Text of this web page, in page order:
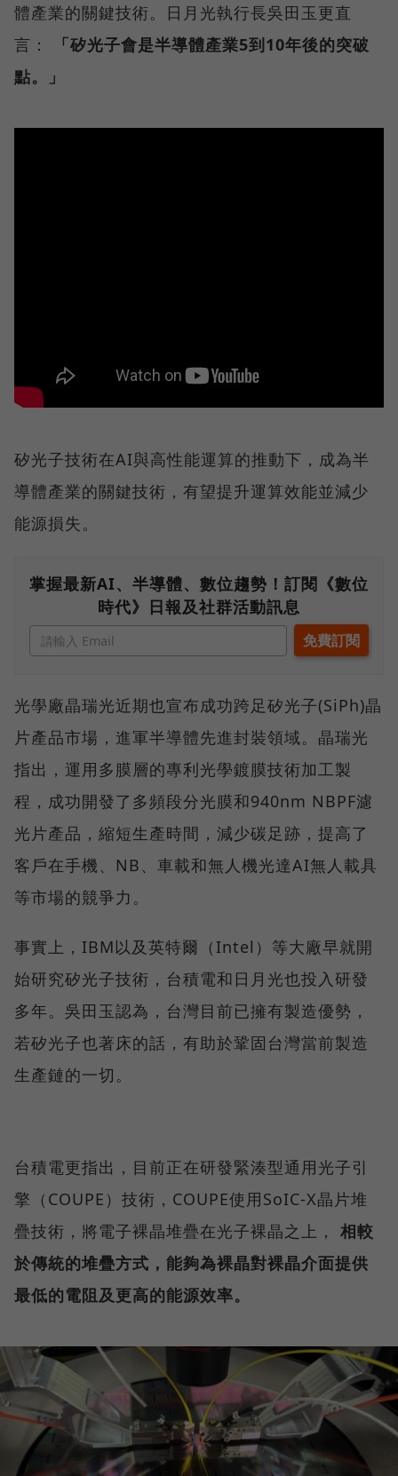
體產業的關鍵技術。日月光執行長吳田玉更直
言：
「矽光子會是半導體產業5到10年後的突破
點。」
矽光子技術在AI與高性能運算的推動下，成為半
導體產業的關鍵技術，有望提升運算效能並減少
能源損失。
掌握最新AI、半導體、數位趨勢！訂閱《數位
時代》日報及社群活動訊息
光學廠晶瑞光近期也宣布成功跨足矽光子(SiPh)晶
片產品市場，進軍半導體先進封裝領域。晶瑞光
指出，運用多膜層的專利光學鍍膜技術加工製
程，成功開發了多頻段分光膜和940nm NBPF濾
光片產品，縮短生產時間，減少碳足跡，提高了
客戶在手機、NB、車載和無人機光達AI無人載具
等市場的競爭力。
事實上，IBM以及英特爾（Intel）等大廠早就開
始研究矽光子技術，台積電和日月光也投入研發
多年。吳田玉認為，台灣目前已擁有製造優勢，
若矽光子也著床的話，有助於鞏固台灣當前製造
生產鏈的一切。
台積電更指出，目前正在研發緊湊型通用光子引
擎（COUPE）技術，COUPE使用SoIC-X晶片堆
疊技術，將電子裸晶堆疊在光子裸晶之上， 相較
於傳統的堆疊方式，能夠為裸晶對裸晶介面提供
最低的電阻及更高的能源效率。